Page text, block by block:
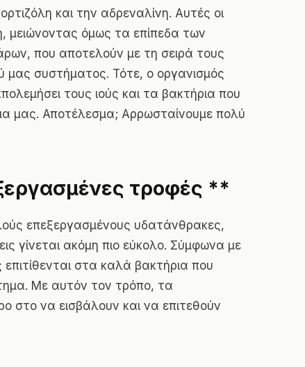
και την αδρεναλίνη. Αυτές οι
μειώνοντας όμως τα επίπεδα των
που αποτελούν με τη σειρά τους
μας συστήματος. Τότε, ο οργανισμός
τους ιούς και τα βακτήρια που
μας. Αποτέλεσμα; Αρρωσταίνουμε πολύ
τροφές **
επεξεργασμένους υδατάνθρακες,
γίνεται ακόμη πιο εύκολο. Σύμφωνα με
στα καλά βακτήρια που
Με αυτόν τον τρόπο, τα
στο να εισβάλουν και να επιτεθούν